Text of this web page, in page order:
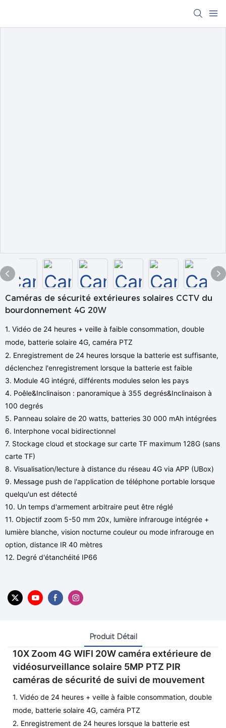
Caméras de sécurité extérieures solaires CCTV du
bourdonnement 4G 20W
1. Vidéo de 24 heures + veille à faible consommation, double
mode, batterie solaire 4G, caméra PTZ
2. Enregistrement de 24 heures lorsque la batterie est suffisante,
déclenchez l'enregistrement lorsque la batterie est faible
3. Module 4G intégré, différents modules selon les pays
4. Poêle&Inclinaison : panoramique à 355 degrés&Inclinaison à
100 degrés
5. Panneau solaire de 20 watts, batteries 30 000 mAh intégrées
6. Interphone vocal bidirectionnel
7. Stockage cloud et stockage sur carte TF maximum 128G (sans
carte TF)
8. Visualisation/lecture à distance du réseau 4G via APP (UBox)
9. Message push de l'application de téléphone portable lorsque
quelqu'un est détecté
10. Un temps d'armement arbitraire peut être réglé
11. Objectif zoom 5-50 mm 20x, lumière infrarouge intégrée +
lumière blanche, vision nocturne couleur ou mode infrarouge en
option, distance IR 40 mètres
12. Degré d'étanchéité IP66
Produit Détail
10X Zoom 4G WIFI 20W caméra extérieure de
vidéosurveillance solaire 5MP PTZ PIR
caméras de sécurité de suivi de mouvement
1. Vidéo de 24 heures + veille à faible consommation, double
mode, batterie solaire 4G, caméra PTZ
2. Enregistrement de 24 heures lorsque la batterie est